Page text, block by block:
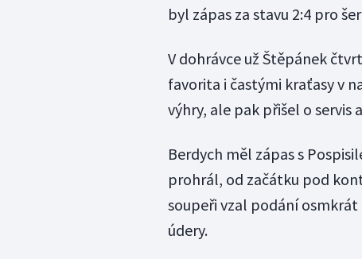
byl zápas za stavu 2:4 pro
V dohrávce už Štěpánek
favorita i častými kraťasy v
výhry, ale pak přišel o
Berdych měl zápas s
prohrál, od začátku pod
soupeři vzal podání osmkrát
údery.